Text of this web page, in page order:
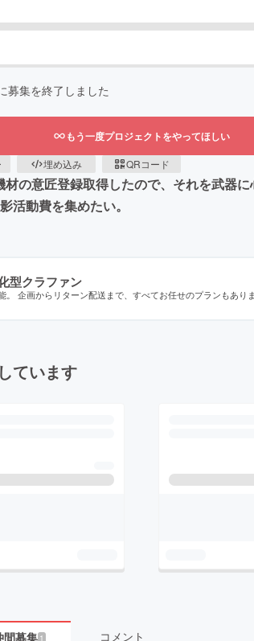
募集を終了しました
もう一度プロジェクトをやってほしい
埋め込み QRコード
の意匠登録取得したので、それを武器
活動費を集めたい。
型クラファン
。 企画からリターン配送まで、すべてお任せのプランもあり
ています
間募集 1 コメント